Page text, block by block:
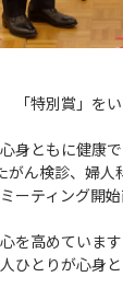
特別賞」をい
身ともに健康
ん検診、婦
ーティング開
を高めています
ひとりが心身